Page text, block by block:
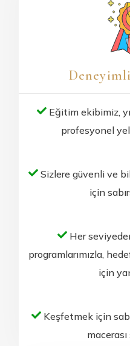
Eğitim ekibimiz,
profesyonel
Sizlere güvenli ve
için
Her
programlarımızla,
için
Keşfetmek için